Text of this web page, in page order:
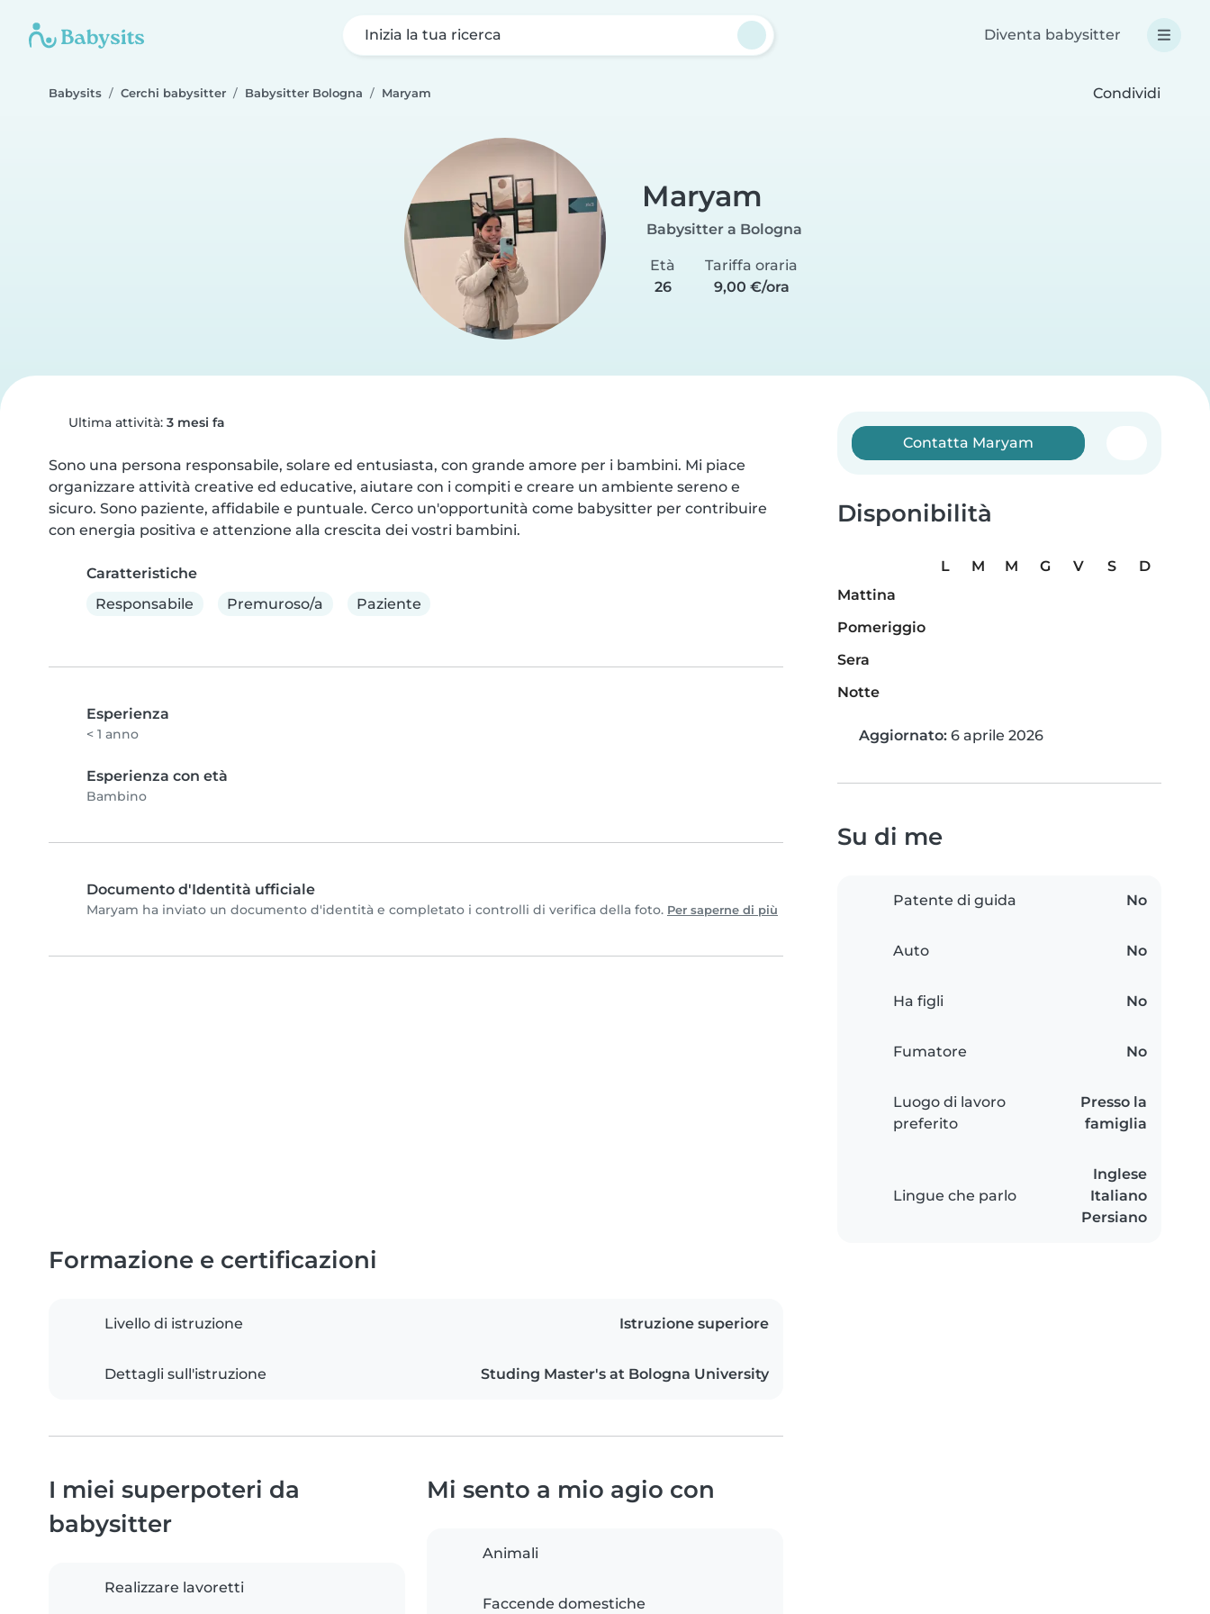
Inizia la tua ricerca Diventa babysitter
Babysits Cerchi babysitter Babysitter Bologna Maryam Condividi
Maryam
Babysitter a Bologna
Età
26
Tariffa oraria
9,00 €/ora
Ultima attività: 3 mesi fa
Sono una persona responsabile, solare ed entusiasta, con grande amore per i bambini. Mi piace
organizzare attività creative ed educative, aiutare con i compiti e creare un ambiente sereno e
sicuro. Sono paziente, affidabile e puntuale. Cerco un'opportunità come babysitter per contribuire
con energia positiva e attenzione alla crescita dei vostri bambini.
Caratteristiche
Responsabile
Premuroso/a Paziente
Esperienza
< 1 anno
Esperienza con età
Bambino
Documento d'Identità ufficiale
Maryam ha inviato un documento d'identità e completato i controlli di verifica della foto. Per saperne di più
Contatta Maryam
Disponibilità
L M M G V S
D
Mattina
Pomeriggio
Sera
Notte
Aggiornato: 6 aprile 2026
Su di me
Patente di guida No
Auto No
Ha figli No
Fumatore No
Luogo di lavoro
preferito
Presso la
famiglia
Lingue che parlo
Inglese
Italiano
Persiano
Formazione e certificazioni
Livello di istruzione Istruzione superiore
Dettagli sull'istruzione Studing Master's at Bologna University
I miei superpoteri da
babysitter
Realizzare lavoretti
Mi sento a mio agio con
Animali
Faccende domestiche